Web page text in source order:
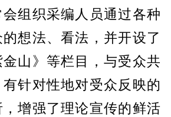
组织采编人员通过各种
想法、看法，并开设了
金山》等栏目，与受众共
针对性地对受众反映的
增强了理论宣传的鲜活